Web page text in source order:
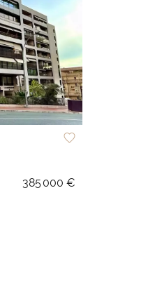
385 000 €